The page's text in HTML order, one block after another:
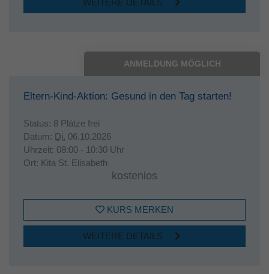
ANMELDUNG MÖGLICH
Eltern-Kind-Aktion: Gesund in den Tag starten!
Status: 8 Plätze frei
Datum: Di. 06.10.2026
Uhrzeit: 08:00 - 10:30 Uhr
Ort: Kita St. Elisabeth
kostenlos
KURS MERKEN
WEITERE DETAILS